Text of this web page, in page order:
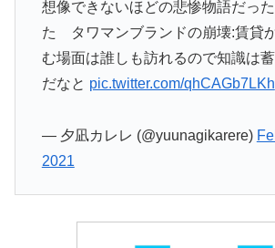
想像できないほどの悲惨物語だっ
た タワマンブランドの崩壊:賃貸
む場面は誰しも訪れるので知識は
だなと pic.twitter.com/qhCAGb7LKh
— 夕凪カレレ (@yuunagikarere)
2021